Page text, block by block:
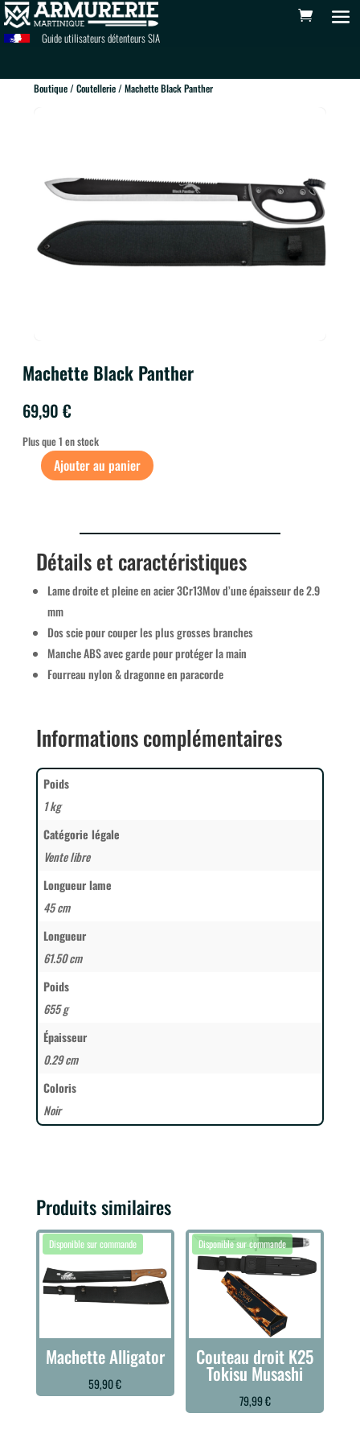
Guide utilisateurs détenteurs SIA
Boutique/Coutellerie/ Machette Black Panther
Machette Black Panther
69,90 €
Plus que 1 en stock
QUANTITÉAjouter au panier
Détails et caractéristiques
Lame droite et pleine en acier 3Cr13Mov d’une épaisseur de 2.9
mm
Dos scie pour couper les plus grosses branches
Manche ABS avec garde pour protéger la main
Fourreau nylon & dragonne en paracorde
Informations complémentaires
Poids
1 kg
Catégorie légale
Vente libre
Longueur lame
45 cm
Longueur
61.50 cm
Poids
655 g
Épaisseur
0.29 cm
Coloris
Noir
Produits similaires
Machette Alligator
59,90€
Couteau droit K25
Tokisu Musashi
79,99€